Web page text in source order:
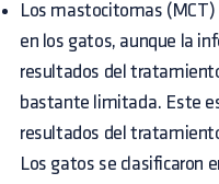
Los mastocitomas
en los gatos, aunque la
resultados del
bastante limitada. Este
resultados del
Los gatos se clasificaron